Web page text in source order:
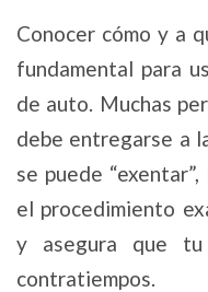
Conocer cómo y a
fundamental para
de auto. Muchas
debe entregarse a
se puede
el procedimiento
y asegura que
contratiempos.